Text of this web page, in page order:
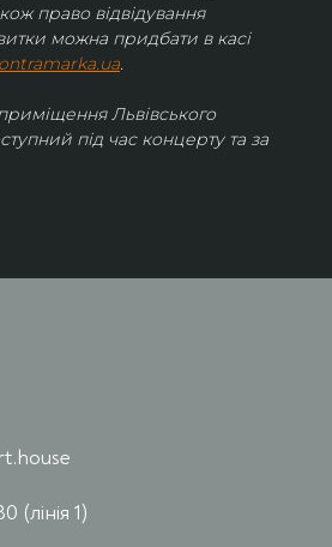
право відвідування
можна придбати в касі
.
Львівського
під час концерту та за
(лінія 1)